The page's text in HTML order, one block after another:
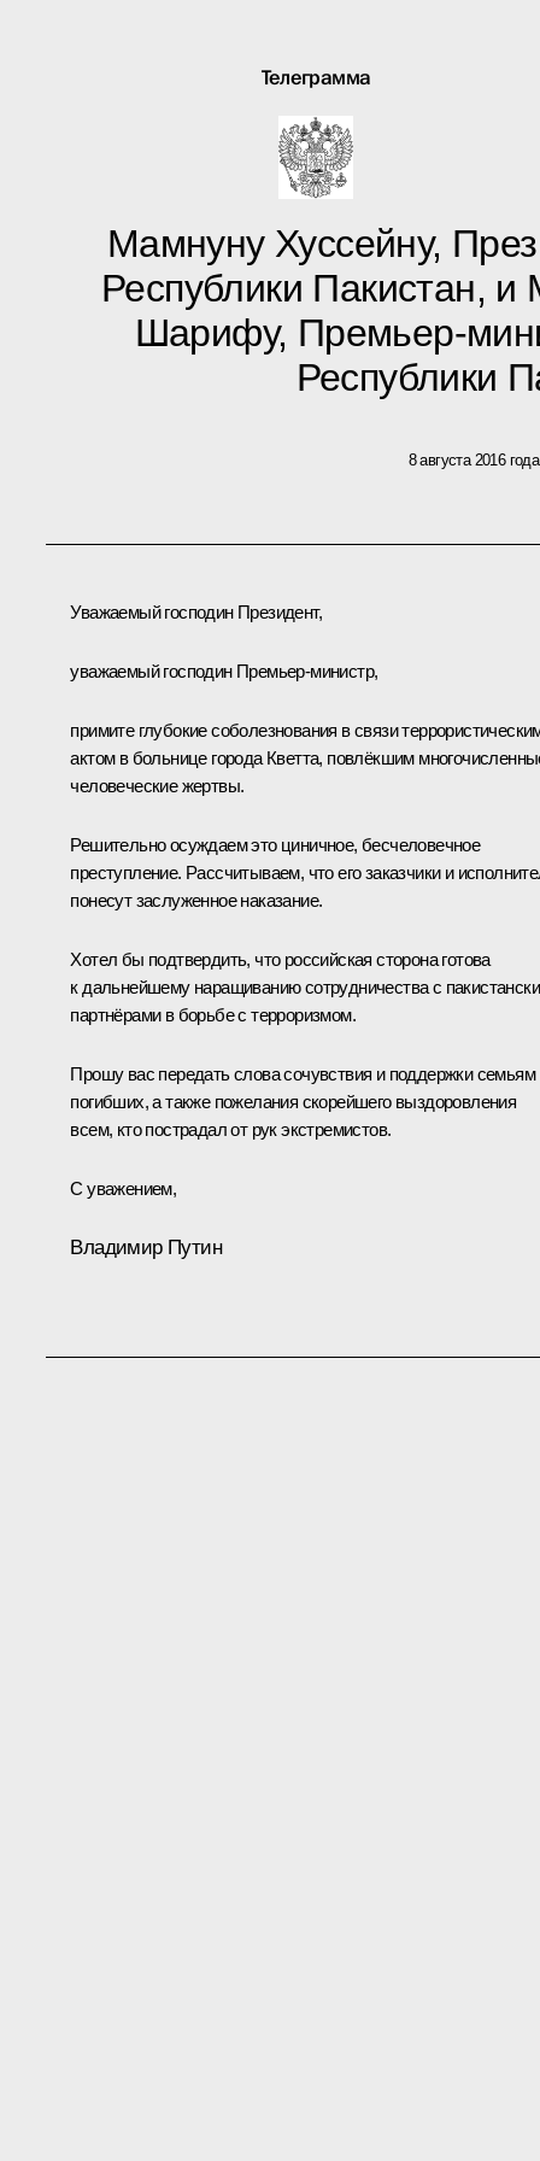
Телеграмма
Мамнуну Хуссейну,
Республики Пакистан,
Шарифу, Премьер-
Республики
8 августа 2016 года
Уважаемый господин Президент,
уважаемый господин Премьер-министр,
примите глубокие соболезнования в связи
актом в больнице города Кветта, повлёкшим
человеческие жертвы.
Решительно осуждаем это циничное, бесчеловечное
преступление. Рассчитываем, что его заказчики и
понесут заслуженное наказание.
Хотел бы подтвердить, что российская сторона готова
к дальнейшему наращиванию сотрудничества с
партнёрами в борьбе с терроризмом.
Прошу вас передать слова сочувствия и поддержки семьям
погибших, а также пожелания скорейшего выздоровления
всем, кто пострадал от рук экстремистов.
С уважением,
Владимир Путин